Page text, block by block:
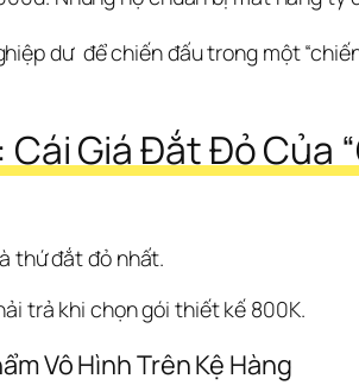
dư để chiến đấu trong một
Giá Đắt Đỏ Của
thứ đắt đỏ nhất.
trả khi chọn gói thiết kế 800K.
Vô Hình Trên Kệ Hàng